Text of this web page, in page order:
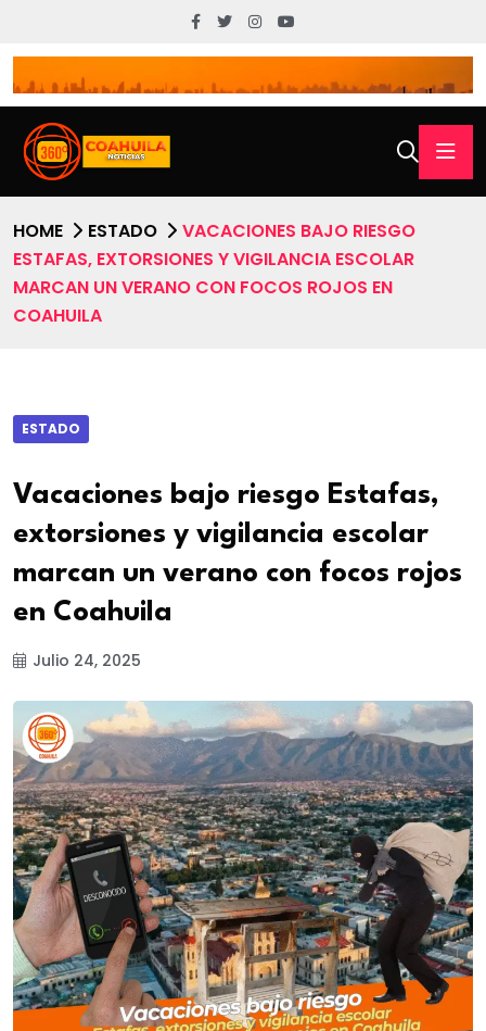
HOME ESTADO
VACACIONES BAJO RIESGO
ESTAFAS, EXTORSIONES Y VIGILANCIA ESCOLAR
MARCAN UN VERANO CON FOCOS ROJOS EN
COAHUILA
ESTADO
Vacaciones bajo riesgo Estafas,
extorsiones y vigilancia escolar
marcan un verano con focos rojos
en Coahuila
Julio 24, 2025